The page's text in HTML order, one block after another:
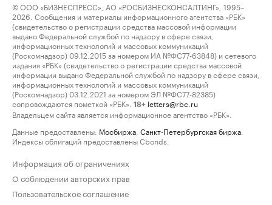
© ООО «БИЗНЕСПРЕСС», АО «РОСБИЗНЕСКОНСАЛТИНГ», 1995–
2026. Сообщения и материалы информационного агентства «РБК»
(свидетельство о регистрации средства массовой информации
выдано Федеральной службой по надзору в сфере связи,
информационных технологий и массовых коммуникаций
(Роскомнадзор) 09.12.2015 за номером ИА №ФС77-63848) и сетевого
издания «РБК» (свидетельство о регистрации средства массовой
информации выдано Федеральной службой по надзору в сфере связи,
информационных технологий и массовых коммуникаций
(Роскомнадзор) 03.12.2021 за номером ЭЛ №ФС77-82385)
сопровождаются пометкой «РБК».
18+ letters@rbc.ru
Владельцем сайта является информационное агентство «РБК».
Данные предоставлены: Мосбиржа Санкт-Петербургская биржа
Индексы облигаций предоставлены Cbonds.
Информация об ограничениях
О соблюдении авторских прав
Пользовательское соглашение